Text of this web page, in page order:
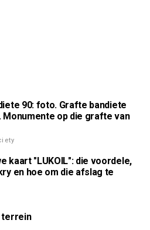
90: foto. Grafte bandiete
Monumente op die grafte van
kaart "LUKOIL": die voordele,
en hoe om die afslag te
terrein